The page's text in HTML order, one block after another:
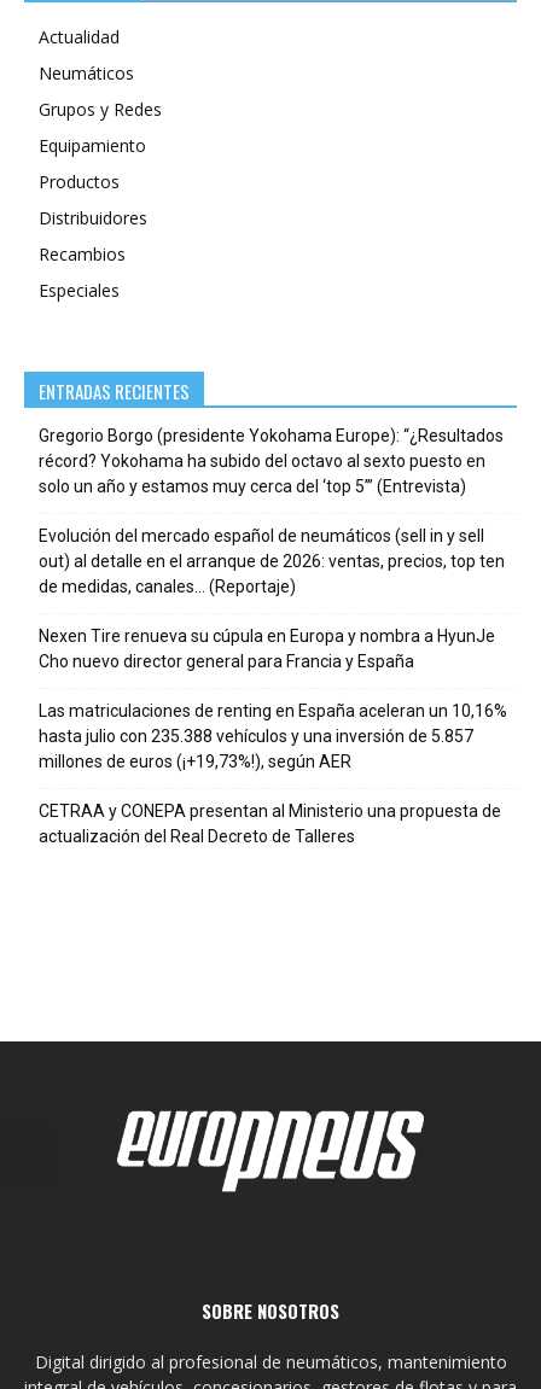
Actualidad
Neumáticos
Grupos y Redes
Equipamiento
Productos
Distribuidores
Recambios
Especiales
ENTRADAS RECIENTES
Gregorio Borgo (presidente Yokohama Europe): “¿Resultados
récord? Yokohama ha subido del octavo al sexto puesto en
solo un año y estamos muy cerca del ‘top 5’” (Entrevista)
Evolución del mercado español de neumáticos (sell in y sell
out) al detalle en el arranque de 2026: ventas, precios, top ten
de medidas, canales… (Reportaje)
Nexen Tire renueva su cúpula en Europa y nombra a HyunJe
Cho nuevo director general para Francia y España
Las matriculaciones de renting en España aceleran un 10,16%
hasta julio con 235.388 vehículos y una inversión de 5.857
millones de euros (¡+19,73%!), según AER
CETRAA y CONEPA presentan al Ministerio una propuesta de
actualización del Real Decreto de Talleres
SOBRE NOSOTROS
Digital dirigido al profesional de neumáticos, mantenimiento